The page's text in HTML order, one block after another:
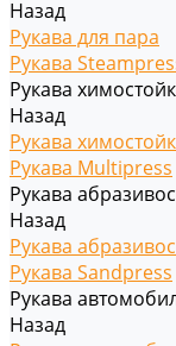
Назад
Рукава для пара
Рукава
Рукава
Назад
Рукава
Рукава Multipress
Рукава
Назад
Рукава
Рукава Sandpress
Рукава
Назад